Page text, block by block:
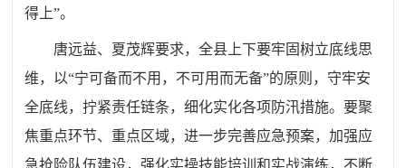
得上”。
唐远益、夏茂辉要求，全县上下要牢固树立底线思
维，以“宁可备而不用，不可用而无备”的原则，守牢安
全底线，拧紧责任链条，细化实化各项防汛措施。要聚
焦重点环节、重点区域，进一步完善应急预案，加强应
急抢险队伍建设，强化实操技能培训和实战演练，不断